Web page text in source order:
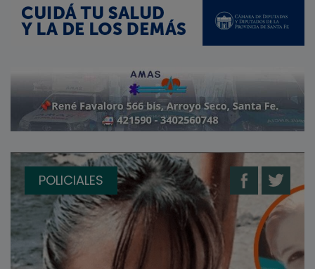
POLICIALES